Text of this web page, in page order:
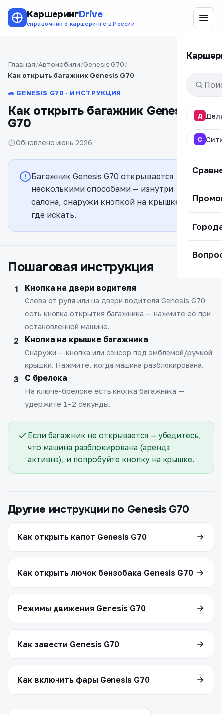
КаршерингDrive
справочник о каршеринге в России
Д
С
Главная Автомобили Genesis G70
Как открыть багажник Genesis G70
🚗 GENESIS G70 · ИНСТРУКЦИЯ
Как открыть багажник Genesis
G70
Обновлено июнь 2026
Багажник Genesis G70 открывается
несколькими способами — изнутри
салона, снаружи кнопкой на крышке. Вот
где искать.
Пошаговая инструкция
Кнопка на двери водителя
Слева от руля или на двери водителя Genesis G70
есть кнопка открытия багажника — нажмите её при
остановленной машине.
Кнопка на крышке багажника
Снаружи — кнопка или сенсор под эмблемой/ручкой
крышки. Нажмите, когда машина разблокирована.
С брелока
На ключе-брелоке есть кнопка багажника —
удержите 1–2 секунды.
Если багажник не открывается — убедитесь,
что машина разблокирована (аренда
активна), и попробуйте кнопку на крышке.
Другие инструкции по Genesis G70
Как открыть капот Genesis G70
Как открыть лючок бензобака Genesis G70
Режимы движения Genesis G70
Как завести Genesis G70
Как включить фары Genesis G70